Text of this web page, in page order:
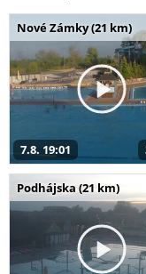
Nové Zámky (21 km)
7.8. 19:01
Podhájska (21 km)